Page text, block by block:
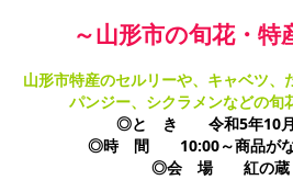
～山形市の旬花・特
山形市特産のセルリーや、キャベツ、
パンジー、シクラメンなどの旬
◎と き 令和5年10月
◎時 間 10:00～商品がな
◎会 場 紅の蔵